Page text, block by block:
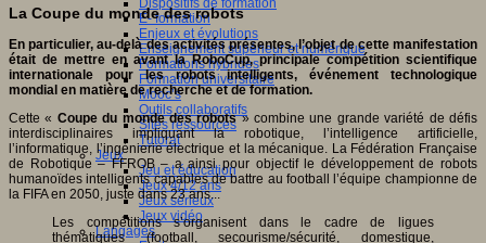
Dispositifs de formation
E- formation
Enjeux et évolutions
Enseignement supérieur et numérique
Formations hybrides
Formation universitaire
Mooc’s
Outils collaboratifs
Sites ressources
Tutorat
Jeux
Jeu et éducation
Jeux 4/12 ans
Jeux sérieux
Jeux vidéo
Langages
La Coupe du monde des robots
En particulier, au-delà des activités présentes, l’objet de cette manifestation
était de mettre en avant la RoboCup, principale compétition scientifique
internationale pour les robots intelligents, événement technologique
mondial en matière de recherche et de formation.
Cette « Coupe du monde des robots» combine une grande variété de défis
interdisciplinaires impliquant la robotique, l’intelligence artificielle,
l’informatique, l’ingénierie électrique et la mécanique. La Fédération Française
de Robotique – FFROB – a ainsi pour objectif le développement de robots
humanoïdes intelligents capables de battre au football l’équipe championne de
la FIFA en 2050, juste dans 23 ans...
Les compétitions s’organisent dans le cadre de ligues
thématiques (football, secourisme/sécurité, domestique,